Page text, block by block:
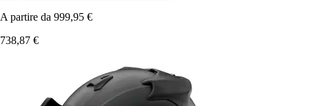
A partire da 999,95 €
738,87 €